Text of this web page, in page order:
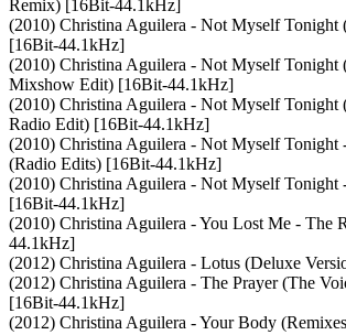
Remix) [16Bit-44.1kHz]
(2010) Christina Aguilera - Not Myself Tonight
[16Bit-44.1kHz]
(2010) Christina Aguilera - Not Myself Tonight
Mixshow Edit) [16Bit-44.1kHz]
(2010) Christina Aguilera - Not Myself Tonight
Radio Edit) [16Bit-44.1kHz]
(2010) Christina Aguilera - Not Myself Tonight
(Radio Edits) [16Bit-44.1kHz]
(2010) Christina Aguilera - Not Myself Tonight
[16Bit-44.1kHz]
(2010) Christina Aguilera - You Lost Me - The
44.1kHz]
(2012) Christina Aguilera - Lotus (Deluxe
(2012) Christina Aguilera - The Prayer (The
[16Bit-44.1kHz]
(2012) Christina Aguilera - Your Body